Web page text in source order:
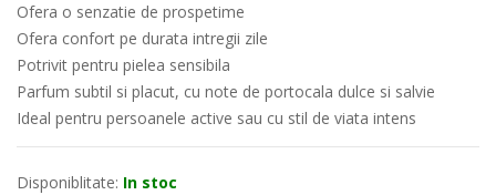
Ofera o senzatie de prospetime
Ofera confort pe durata intregii zile
Potrivit pentru pielea sensibila
Parfum subtil si placut, cu note de portocala dulce si salvie
Ideal pentru persoanele active sau cu stil de viata intens
Disponiblitate: In stoc